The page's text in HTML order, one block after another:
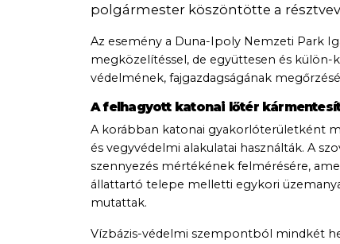
polgármester köszöntötte a
Az esemény a Duna-Ipoly Nemzeti Park
megközelítéssel, de együttesen és külön-
védelmének, fajgazdagságának
A felhagyott katonai lőtér
A korábban katonai gyakorlóterületként
és vegyvédelmi alakulatai használták. A
szennyezés mértékének felmérésére,
állattartó telepe melletti egykori
mutattak.
Vízbázis-védelmi szempontból mindkét